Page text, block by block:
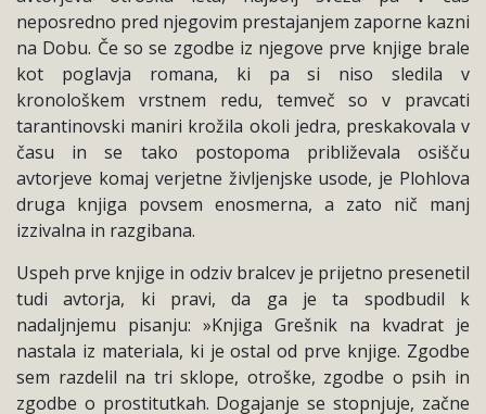
neposredno pred njegovim prestajanjem zaporne kazni
na Dobu. Če so se zgodbe iz njegove prve knjige brale
kot poglavja romana, ki pa si niso sledila v
kronološkem vrstnem redu, temveč so v pravcati
tarantinovski maniri krožila okoli jedra, preskakovala v
času in se tako postopoma približevala osišču
avtorjeve komaj verjetne življenjske usode, je Plohlova
druga knjiga povsem enosmerna, a zato nič manj
izzivalna in razgibana.
Uspeh prve knjige in odziv bralcev je prijetno presenetil
tudi avtorja, ki pravi, da ga je ta spodbudil k
nadaljnjemu pisanju: »Knjiga Grešnik na kvadrat je
nastala iz materiala, ki je ostal od prve knjige. Zgodbe
sem razdelil na tri sklope, otroške, zgodbe o psih in
zgodbe o prostitutkah. Dogajanje se stopnjuje, začne